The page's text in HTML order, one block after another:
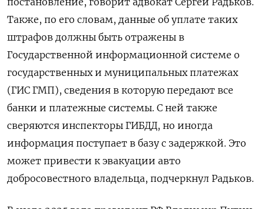
Также, по его словам, данные об уплате таких
штрафов должны быть отражены в
Государственной информационной системе о
государственных и муниципальных платежах
(ГИС ГМП), сведения в которую передают все
банки и платежные системы. С ней также
сверяются инспекторы ГИБДД, но иногда
информация поступает в базу с задержкой. Это
может привести к эвакуации авто
добросовестного владельца, подчеркнул Радьков.